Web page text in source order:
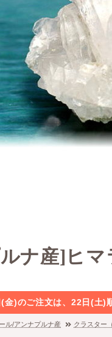
ナ産]ヒ
)のご注文は、22日(土)
ル/アンナプルナ産 クラスター